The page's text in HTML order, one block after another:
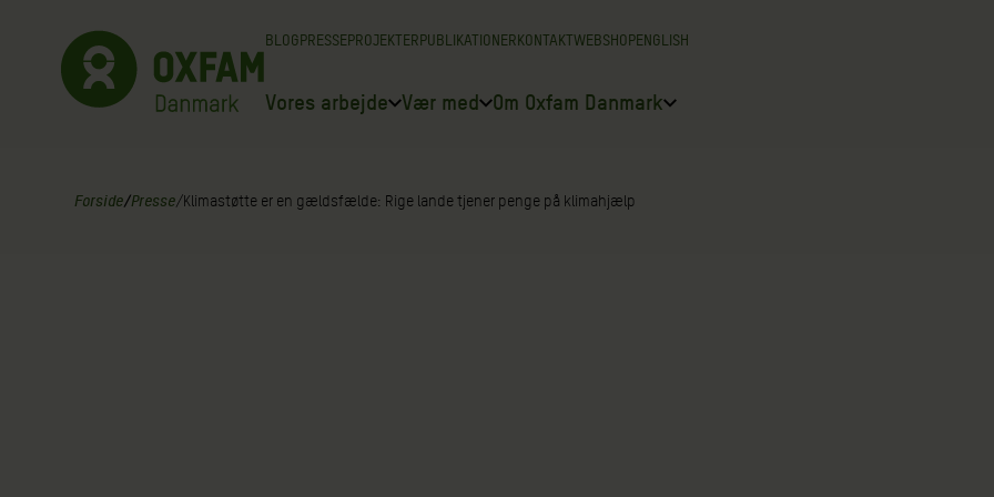
indhold
BLOGPRESSEPROJEKTERPUBLIKATIONERKONTAKTWEBSHOPENGLISH
Vores arbejde Vær med Om Oxfam Danmark
Forside/Presse/Klimastøtte er en gældsfælde: Rige lande tjener penge på klimahjælp